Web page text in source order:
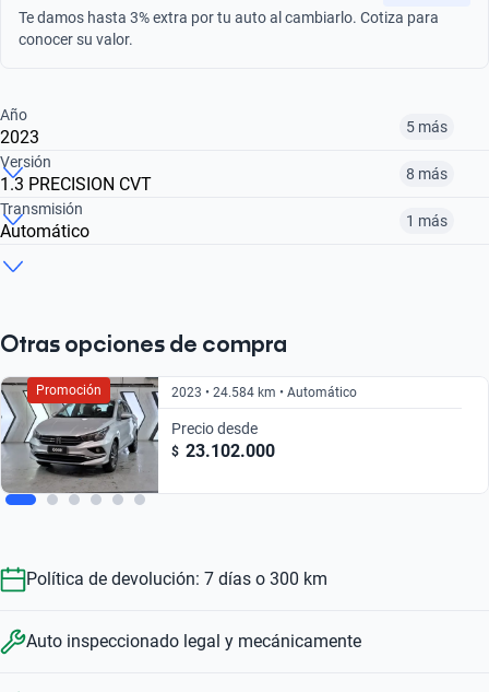
Te damos hasta 3% extra por tu auto al cambiarlo. Cotiza para
conocer su valor.
Año
2023 5 más
2020
$ 20.070.000
Versión
1.3 PRECISION CVT 8 más
Transmisión
Automático 1 más
$ 20.070.000 $ 21.990.000
Otras opciones de compra
Promoción 2023 • 24.584 km • Automático
Precio desde
$ 23.102.000
Política de devolución: 7 días o 300 km
Auto inspeccionado legal y mecánicamente